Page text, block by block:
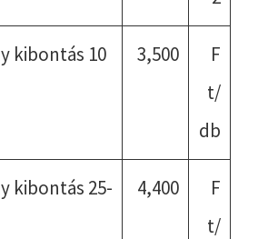
kibontás 10
3,500
F
t/
db
kibontás 25-
4,400
F
t/